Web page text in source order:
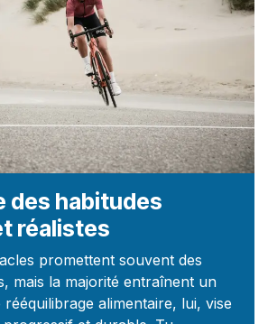
des habitudes
réalistes
promettent souvent des
mais la majorité entraînent un
alimentaire, lui, vise